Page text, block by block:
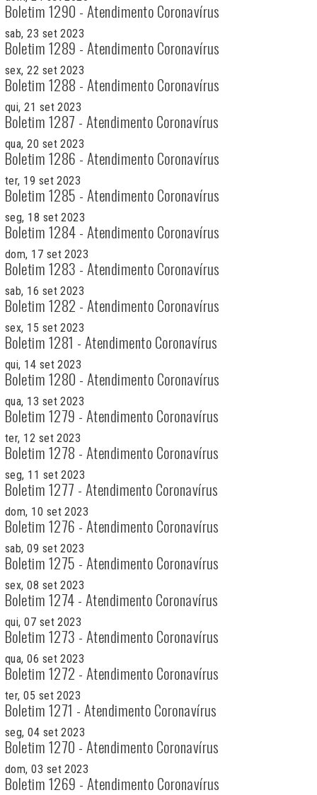
Boletim 1290 - Atendimento Coronavírus
sab, 23 set 2023
Boletim 1289 - Atendimento Coronavírus
sex, 22 set 2023
Boletim 1288 - Atendimento Coronavírus
qui, 21 set 2023
Boletim 1287 - Atendimento Coronavírus
qua, 20 set 2023
Boletim 1286 - Atendimento Coronavírus
ter, 19 set 2023
Boletim 1285 - Atendimento Coronavírus
seg, 18 set 2023
Boletim 1284 - Atendimento Coronavírus
dom, 17 set 2023
Boletim 1283 - Atendimento Coronavírus
sab, 16 set 2023
Boletim 1282 - Atendimento Coronavírus
sex, 15 set 2023
Boletim 1281 - Atendimento Coronavírus
qui, 14 set 2023
Boletim 1280 - Atendimento Coronavírus
qua, 13 set 2023
Boletim 1279 - Atendimento Coronavírus
ter, 12 set 2023
Boletim 1278 - Atendimento Coronavírus
seg, 11 set 2023
Boletim 1277 - Atendimento Coronavírus
dom, 10 set 2023
Boletim 1276 - Atendimento Coronavírus
sab, 09 set 2023
Boletim 1275 - Atendimento Coronavírus
sex, 08 set 2023
Boletim 1274 - Atendimento Coronavírus
qui, 07 set 2023
Boletim 1273 - Atendimento Coronavírus
qua, 06 set 2023
Boletim 1272 - Atendimento Coronavírus
ter, 05 set 2023
Boletim 1271 - Atendimento Coronavírus
seg, 04 set 2023
Boletim 1270 - Atendimento Coronavírus
dom, 03 set 2023
Boletim 1269 - Atendimento Coronavírus